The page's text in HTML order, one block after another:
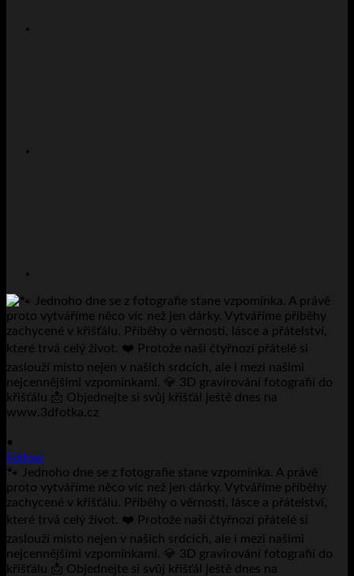
•
Follow
🐾 Jednoho dne se z fotografie stane vzpomínka. A právě
proto vytváříme něco víc než jen dárky. Vytváříme příběhy
zachycené v křišťálu. Příběhy o věrnosti, lásce a přátelství,
které trvá celý život. ❤️ Protože naši čtyřnozí přátelé si
zaslouží místo nejen v našich srdcích, ale i mezi našimi
nejcennějšími vzpomínkami. 💎 3D gravírování fotografií do
křišťálu 📩 Objednejte si svůj křišťál ještě dnes na